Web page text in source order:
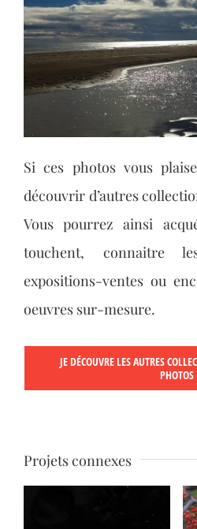
Si ces photos vous
découvrir d’autres
Vous pourrez ainsi
touchent, connaitre
expositions-ventes ou
oeuvres sur-mesure.
JE DÉCOUVRE LES AUTRES
PHOTOS
Projets connexes